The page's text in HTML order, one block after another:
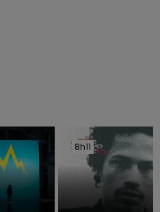
8h11
8h11